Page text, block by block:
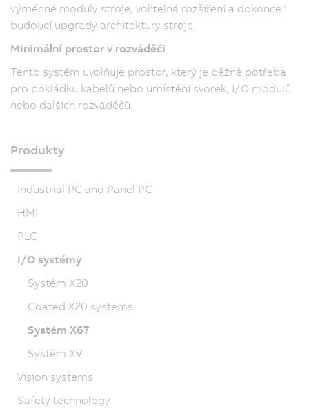
výměnné moduly stroje, volitelná rozšíření a dokonce i
budoucí upgrady architektury stroje.
Minimální prostor v rozváděči
Tento systém uvolňuje prostor, který je běžně potřeba
pro pokládku kabelů nebo umístění svorek, I/O modulů
nebo dalších rozváděčů.
Produkty
Industrial PC and Panel PC
HMI
PLC
I/O systémy
Systém X20
Coated X20 systems
Systém X67
Systém XV
Vision systems
Safety technology